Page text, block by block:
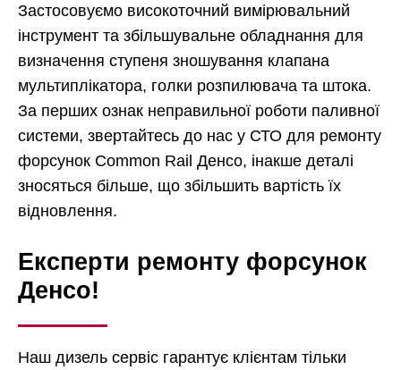
Застосовуємо високоточний вимірювальний
інструмент та збільшувальне обладнання для
визначення ступеня зношування клапана
мультиплікатора, голки розпилювача та штока.
За перших ознак неправильної роботи паливної
системи, звертайтесь до нас у СТО для ремонту
форсунок Common Rail Денсо, інакше деталі
зносяться більше, що збільшить вартість їх
відновлення.
Експерти ремонту форсунок
Денсо!
Наш дизель сервіс гарантує клієнтам тільки